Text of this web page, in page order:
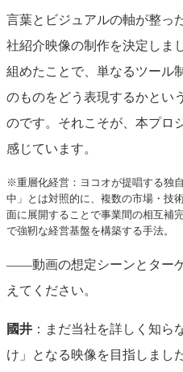
言葉とビジュアルの軸が整っ
社紹介映像の制作を決定しま
組めたことで、単なるツール
のものをどう表現するかとい
のです。それこそが、本プロ
感じています。
※重層化経営：ヨコオが提唱する独
中」とは対照的に、複数の市場・技
面に展開することで事業間の相互補
で強靭な経営基盤を構築する手法。
――動画の想定シーンとター
えてください。
國井 ：まだ当社を詳しく知ら
け」となる映像を目指しまし